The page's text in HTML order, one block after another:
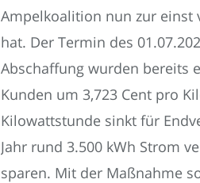
Ampelkoalition nun zur einst
hat. Der Termin des
Abschaffung wurden bereits
Kunden um 3,723 Cent pro
Kilowattstunde sinkt für
Jahr rund 3.500 kWh Strom
sparen. Mit der Maßnahme